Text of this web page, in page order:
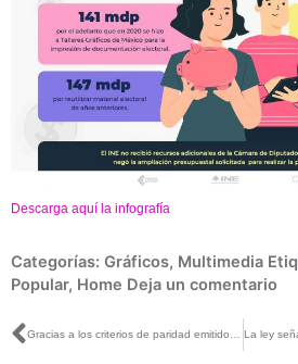
Descarga aquí la infografía
Categorías: Gráficos, Multimedia
Popular, Home Deja un comentario
Ant